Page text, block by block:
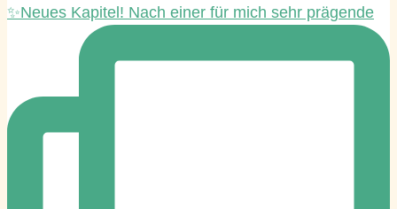
✨Neues Kapitel! Nach einer für mich sehr prägende